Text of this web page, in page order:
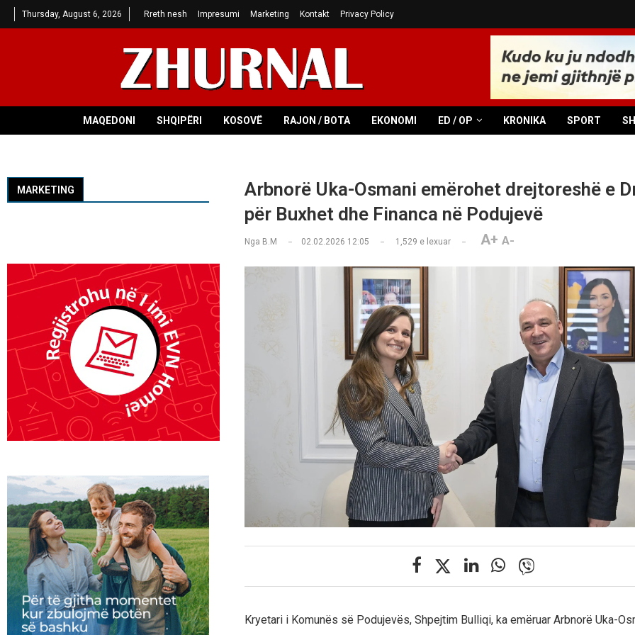
Thursday, August 6, 2026 Rreth nesh Impresumi Marketing Kontakt Privacy Policy
MAQEDONI SHQIPËRI KOSOVË RAJON / BOTA EKONOMI ED / OP KRONIKA SPORT
Arbnorë Uka-Osmani emërohet drejtoreshë e
për Buxhet dhe Financa në Podujevë
Nga B.M 02.02.2026 12:05 1,529 e lexuar A+ A-
Kryetari i Komunës së Podujevës, Shpejtim Bulliqi, ka emëruar Arbnorë Uka-
MARKETING